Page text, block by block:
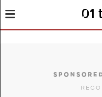
01